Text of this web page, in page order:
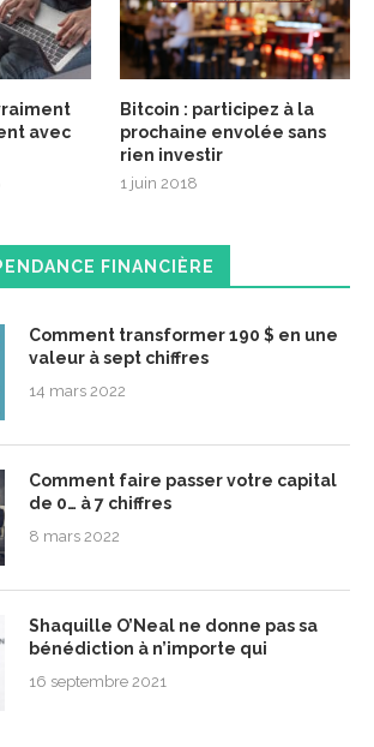
avec
Bitcoin : participez à la
prochaine envolée sans
rien investir
1 juin 2018
FINANCIÈRE
Comment transformer 190 $ en une
valeur à sept chiffres
14 mars 2022
Comment faire passer votre capital
de 0… à 7 chiffres
8 mars 2022
Shaquille O’Neal ne donne pas sa
bénédiction à n’importe qui
16 septembre 2021